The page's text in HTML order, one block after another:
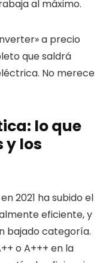
al máximo.
a precio
que saldrá
No merece
lo que
y los
2021 ha subido el
eficiente, y
bajado categoría.
o A+++ en la